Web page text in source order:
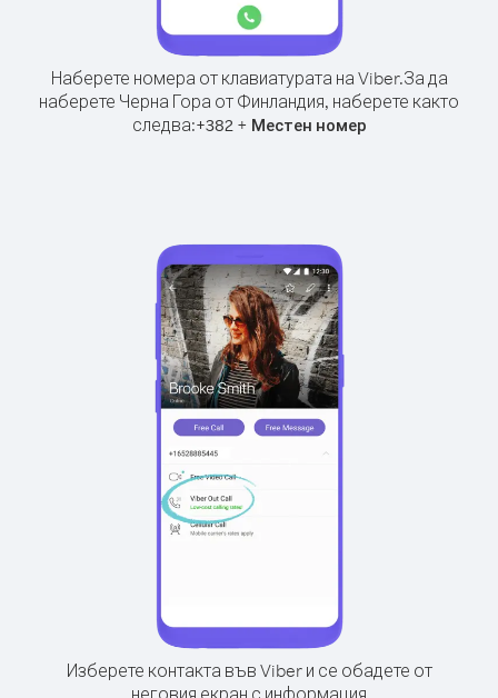
Наберете номера от клавиатурата на Viber.За да
наберете Черна Гора от Финландия, наберете както
следва:+382+ Местен номер
Изберете контакта във Viber и се обадете от
неговия екран с информация